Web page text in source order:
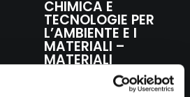
CHIMICA E
TECNOLOGIE PER
L’AMBIENTE E I
MATERIALI –
MATERIALI
TRADIZIONALI E
INNOVATIVI